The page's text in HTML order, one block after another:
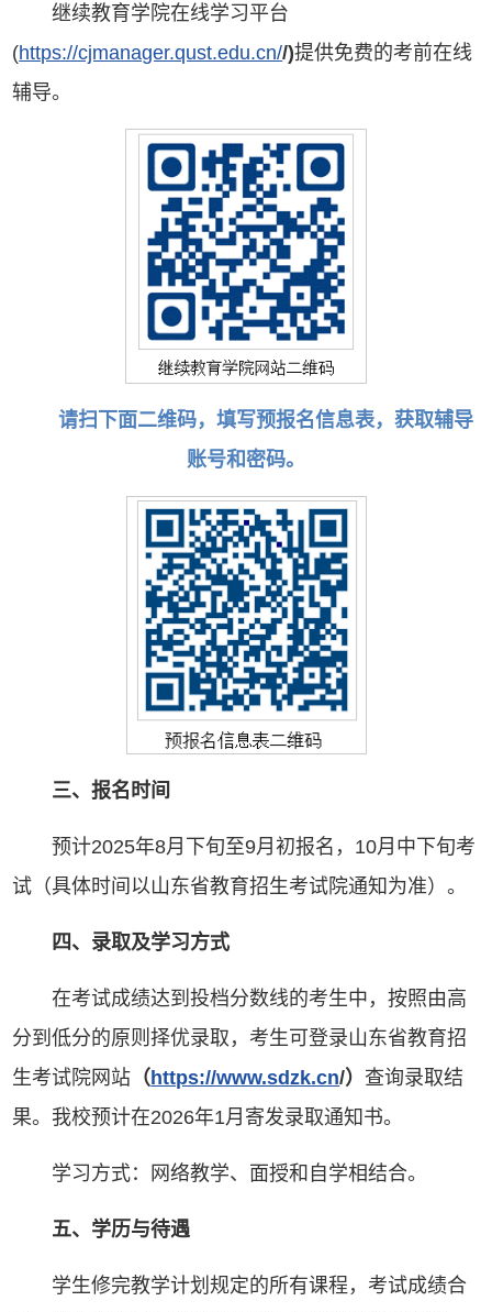
继续教育学院在线学习平台
(https://cjmanager.qust.edu.cn//)提供免费的考前在线
辅导。
请扫下面二维码，填写预报名信息表，获取辅导
账号和密码。
三、报名时间
预计2025年8月下旬至9月初报名，10月中下旬考
试（具体时间以山东省教育招生考试院通知为准）。
四、录取及学习方式
在考试成绩达到投档分数线的考生中，按照由高
分到低分的原则择优录取，考生可登录山东省教育招
生考试院网站 （https://www.sdzk.cn/） 查询录取结
果。我校预计在2026年1月寄发录取通知书。
学习方式：网络教学、面授和自学相结合。
五、学历与待遇
学生修完教学计划规定的所有课程，考试成绩合